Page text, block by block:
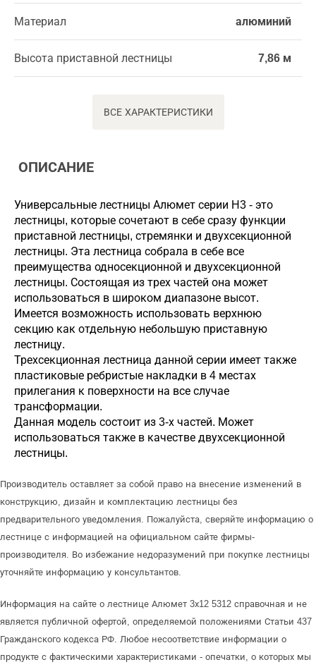
Материал алюминий
Высота приставной лестницы 7,86 м
ВСЕ ХАРАКТЕРИСТИКИ
ОПИСАНИЕ
Универсальные лестницы Алюмет серии H3 - это
лестницы, которые сочетают в себе сразу функции
приставной лестницы, стремянки и двухсекционной
лестницы. Эта лестница собрала в себе все
преимущества односекционной и двухсекционной
лестницы. Состоящая из трех частей она может
использоваться в широком диапазоне высот.
Имеется возможность использовать верхнюю
секцию как отдельную небольшую приставную
лестницу.
Трехсекционная лестница данной серии имеет также
пластиковые ребристые накладки в 4 местах
прилегания к поверхности на все случае
трансформации.
Данная модель состоит из 3-х частей. Может
использоваться также в качестве двухсекционной
лестницы.
Производитель оставляет за собой право на внесение изменений в
конструкцию, дизайн и комплектацию лестницы без
предварительного уведомления. Пожалуйста, сверяйте информацию о
лестнице с информацией на официальном сайте фирмы-
производителя. Во избежание недоразумений при покупке лестницы
уточняйте информацию у консультантов.
Информация на сайте о лестнице Алюмет 3х12 5312 справочная и не
является публичной офертой, определяемой положениями Статьи 437
Гражданского кодекса РФ. Любое несоответствие информации о
продукте с фактическими характеристиками - опечатки, о которых мы